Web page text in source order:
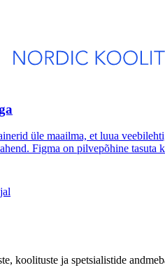
üle maailma, et luua
Figma on pilvepõhine tasuta
koolituste ja spetsialistide